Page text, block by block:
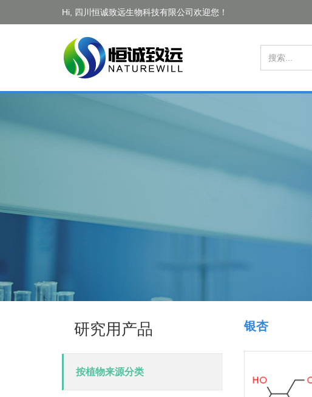
Hi, 四川恒诚致远生物科技有限公司欢迎您！
研究用产品
按植物来源分类
银杏